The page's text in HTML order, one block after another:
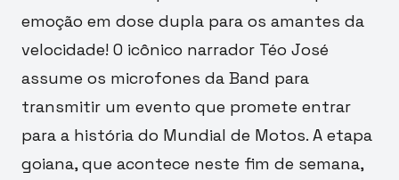
emoção em dose dupla para os amantes da
velocidade! O icônico narrador Téo José
assume os microfones da Band para
transmitir um evento que promete entrar
para a história do Mundial de Motos. A etapa
goiana, que acontece neste fim de semana,